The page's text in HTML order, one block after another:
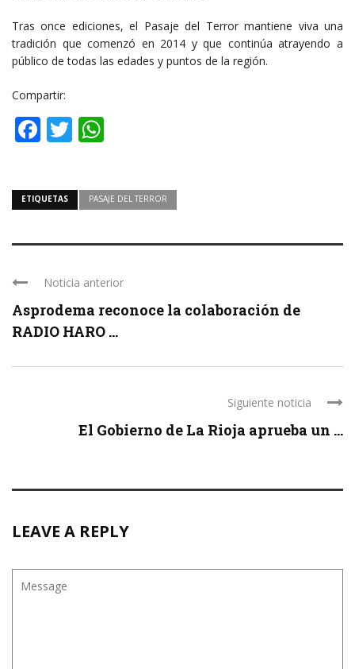
Tras once ediciones, el Pasaje del Terror mantiene viva una
tradición que comenzó en 2014 y que continúa atrayendo a
público de todas las edades y puntos de la región.
Compartir:
Facebook
Twitter
ETIQUETAS PASAJE DEL TERROR
Noticia anterior
Asprodema reconoce la colaboración de
RADIO HARO ...
Siguiente noticia
El Gobierno de La Rioja aprueba un ...
LEAVE A REPLY